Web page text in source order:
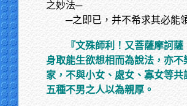
之妙法─
─之即已，并不希求其必能
『文殊師利！又菩薩摩訶
身取能生欲想相而為說法，亦不
家，不與小女、處女、寡女等共
五種不男之人以為親厚。